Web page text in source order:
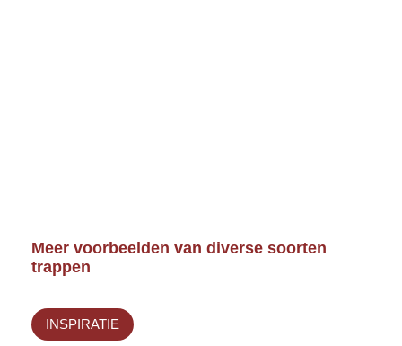
Meer voorbeelden van diverse soorten
trappen
INSPIRATIE